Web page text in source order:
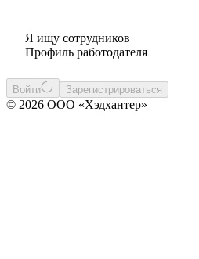
Я ищу сотрудников
Профиль работодателя
Войти Зарегистрироваться
© 2026 ООО «Хэдхантер»